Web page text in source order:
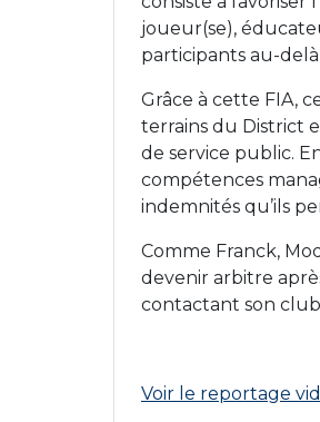
joueur(se),
participants au-
Grâce à cette FIA,
terrains du District
de service public.
compétences
indemnités qu’ils
Comme Franck,
devenir arbitre
contactant son
Voir le reportage